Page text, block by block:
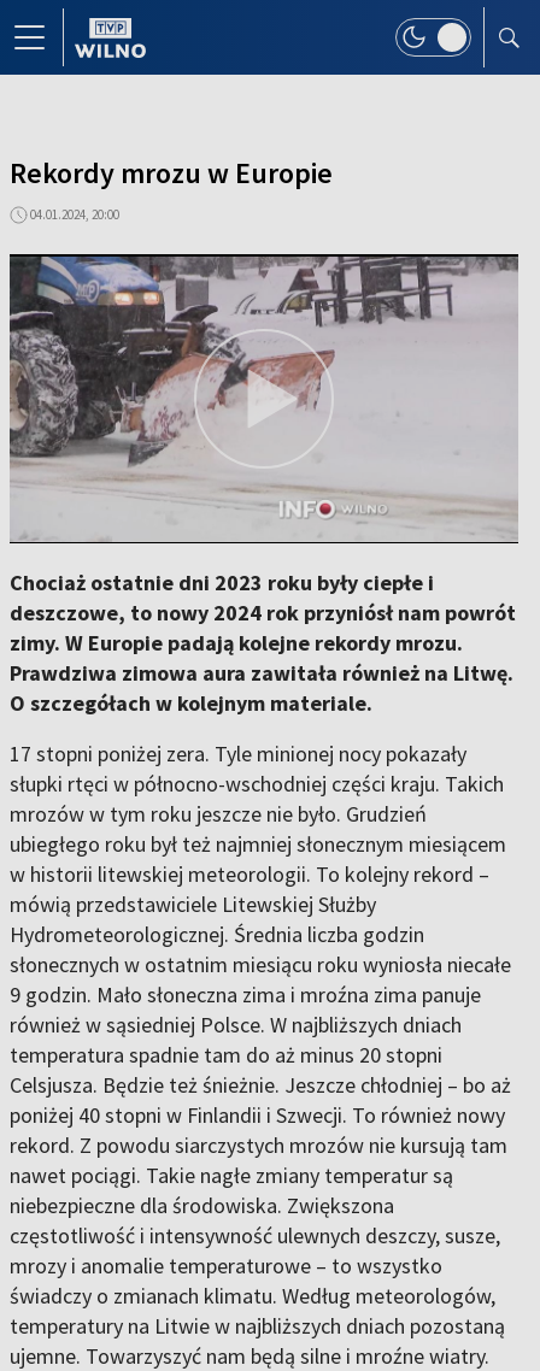
Rekordy mrozu w Europie
04.01.2024, 20:00
Chociaż ostatnie dni 2023 roku były ciepłe i
deszczowe, to nowy 2024 rok przyniósł nam powrót
zimy. W Europie padają kolejne rekordy mrozu.
Prawdziwa zimowa aura zawitała również na Litwę.
O szczegółach w kolejnym materiale.
17 stopni poniżej zera. Tyle minionej nocy pokazały
słupki rtęci w północno-wschodniej części kraju. Takich
mrozów w tym roku jeszcze nie było. Grudzień
ubiegłego roku był też najmniej słonecznym miesiącem
w historii litewskiej meteorologii. To kolejny rekord –
mówią przedstawiciele Litewskiej Służby
Hydrometeorologicznej. Średnia liczba godzin
słonecznych w ostatnim miesiącu roku wyniosła niecałe
9 godzin. Mało słoneczna zima i mroźna zima panuje
również w sąsiedniej Polsce. W najbliższych dniach
temperatura spadnie tam do aż minus 20 stopni
Celsjusza. Będzie też śnieżnie. Jeszcze chłodniej – bo aż
poniżej 40 stopni w Finlandii i Szwecji. To również nowy
rekord. Z powodu siarczystych mrozów nie kursują tam
nawet pociągi. Takie nagłe zmiany temperatur są
niebezpieczne dla środowiska. Zwiększona
częstotliwość i intensywność ulewnych deszczy, susze,
mrozy i anomalie temperaturowe – to wszystko
świadczy o zmianach klimatu. Według meteorologów,
temperatury na Litwie w najbliższych dniach pozostaną
ujemne. Towarzyszyć nam będą silne i mroźne wiatry.